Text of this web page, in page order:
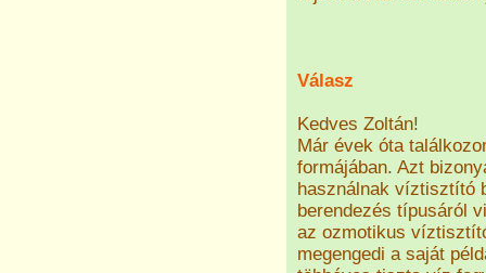
Válasz
Kedves Zoltán!
Már évek óta
formájában. Azt
használnak víztisztító
berendezés típusáról
az ozmotikus
megengedi a saját